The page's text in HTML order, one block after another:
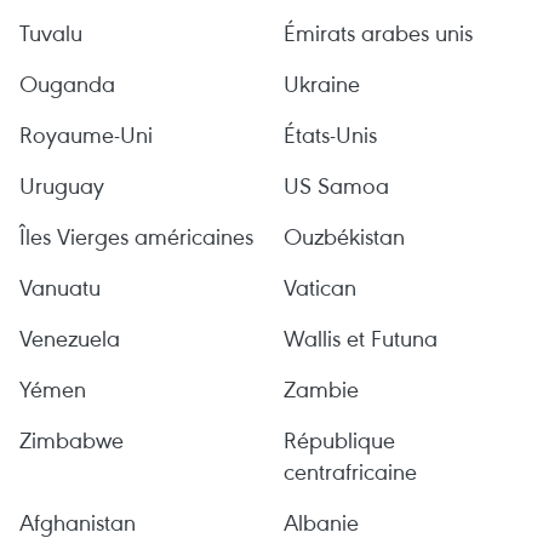
Tuvalu
Émirats arabes unis
Ouganda
Ukraine
Royaume-Uni
États-Unis
Uruguay
US Samoa
Îles Vierges américaines
Ouzbékistan
Vanuatu
Vatican
Venezuela
Wallis et Futuna
Yémen
Zambie
Zimbabwe
République
centrafricaine
Afghanistan
Albanie